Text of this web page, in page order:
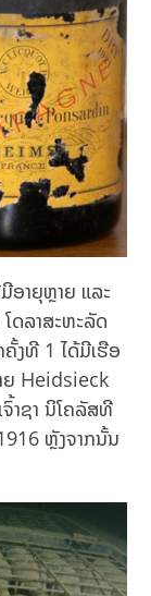
ອາຍຸຫຼາຍ ແລະ
ດລາສະຫະລັດ
ງທີ 1 ໄດ້ມີເຮືອ
ຍ Heidsieck
າຊາ ນິໂຄລັສທີ
ຫຼັງຈາກນັ້ນ